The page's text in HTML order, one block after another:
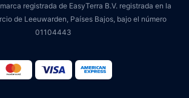
registrada de EasyTerra B.V. registrada en la
de Leeuwarden, Países Bajos, bajo el número
01104443